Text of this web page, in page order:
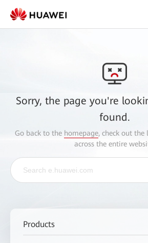
Sorry, the page you're
found.
Go back to the homepage, check out the
across the entire
Products